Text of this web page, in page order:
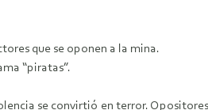
que se oponen a la mina.
“piratas”.
se convirtió en terror.